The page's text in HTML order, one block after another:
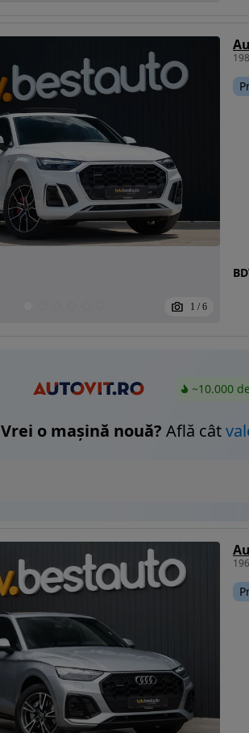
1 / 6
~10.000
Vrei o mașină nouă? Află cât